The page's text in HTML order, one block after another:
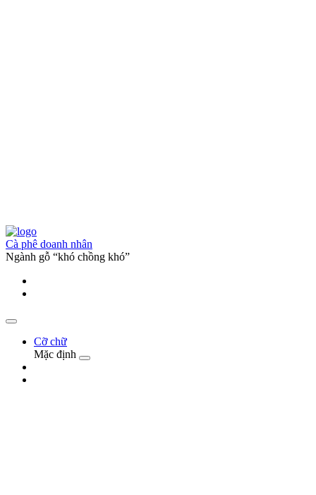
Cà phê doanh nhân
Ngành gỗ “khó chồng khó”
Cỡ chữ
Mặc định